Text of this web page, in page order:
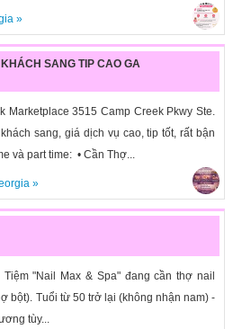
»
SANG TIP CAO GA
Marketplace 3515 Camp Creek Pkwy Ste.
sang, giá dịch vụ cao, tip tốt, rất bận
và part time: • Cần Thợ...
»
"Nail Max & Spa" đang cần thợ nail
bột). Tuổi từ 50 trở lại (không nhận nam) -
tùy...